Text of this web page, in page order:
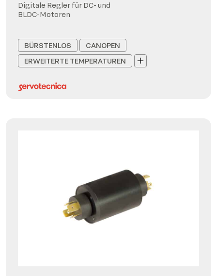
Digitale Regler für DC- und
BLDC-Motoren
BÜRSTENLOS
CANOPEN
ERWEITERTE TEMPERATUREN